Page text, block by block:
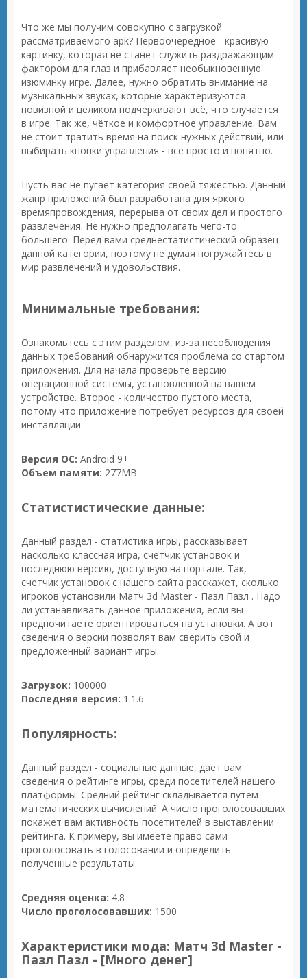
Что же мы получим совокупно с загрузкой
рассматриваемого apk? Первоочерёдное - красивую
картинку, которая не станет служить раздражающим
фактором для глаз и прибавляет необыкновенную
изюминку игре. Далее, нужно обратить внимание на
музыкальных звуках, которые характеризуются
новизной и целиком подчеркивают всё, что случается
в игре. Так же, чёткое и комфортное управление. Вам
не стоит тратить время на поиск нужных действий, или
выбирать кнопки управления - всё просто и понятно.
Пусть вас не пугает категория своей тяжестью. Данный
жанр приложений был разработана для яркого
времяпровождения, перерыва от своих дел и простого
развлечения. Не нужно предполагать чего-то
большего. Перед вами среднестатистический образец
данной категории, поэтому не думая погружайтесь в
мир развлечений и удовольствия.
Минимальные требования:
Ознакомьтесь с этим разделом, из-за несоблюдения
данных требований обнаружится проблема со стартом
приложения. Для начала проверьте версию
операционной системы, установленной на вашем
устройстве. Второе - количество пустого места,
потому что приложение потребует ресурсов для своей
инсталляции.
Версия ОС: Android 9+
Объем памяти: 277MB
Статистистические данные:
Данный раздел - статистика игры, рассказывает
насколько классная игра, счетчик установок и
последнюю версию, доступную на портале. Так,
счетчик установок с нашего сайта расскажет, сколько
игроков установили Матч 3d Master - Пазл Пазл . Надо
ли устанавливать данное приложения, если вы
предпочитаете ориентироваться на установки. А вот
сведения о версии позволят вам сверить свой и
предложенный вариант игры.
Загрузок: 100000
Последняя версия: 1.1.6
Популярность:
Данный раздел - социальные данные, дает вам
сведения о рейтинге игры, среди посетителей нашего
платформы. Средний рейтинг складывается путем
математических вычислений. А число проголосовавших
покажет вам активность посетителей в выставлении
рейтинга. К примеру, вы имеете право сами
проголосовать в голосовании и определить
полученные результаты.
Средняя оценка: 4.8
Число проголосовавших: 1500
Характеристики мода: Матч 3d Master -
Пазл Пазл - [Много денег]